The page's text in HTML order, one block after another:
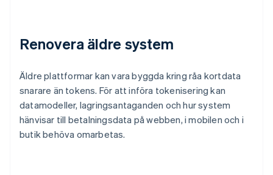
Renovera äldre system
Äldre plattformar kan vara byggda kring råa kortdata
snarare än tokens. För att införa tokenisering kan
datamodeller, lagringsantaganden och hur system
hänvisar till betalningsdata på webben, i mobilen och i
butik behöva omarbetas.